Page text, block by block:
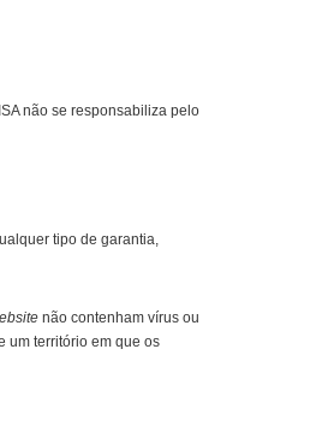
não se responsabiliza pelo
tipo de garantia,
não contenham vírus ou
um território em que os